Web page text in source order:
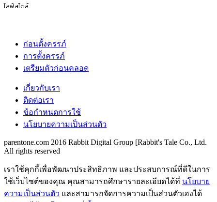
ไลฟ์สไตล์
ก่อนตั้งครรภ์
การตั้งครรภ์
เตรียมตัวก่อนคลอด
เกี่ยวกับเรา
ติดต่อเรา
ข้อกำหนดการใช้
นโยบายความเป็นส่วนตัว
parentone.com 2016 Rabbit Digital Group [Rabbit's Tale Co., Ltd.
All rights reserved
เราใช้คุกกี้เพื่อพัฒนาประสิทธิภาพ และประสบการณ์ที่ดีในการ
ใช้เว็บไซต์ของคุณ คุณสามารถศึกษารายละเอียดได้ที่ นโยบาย
ความเป็นส่วนตัว และสามารถจัดการความเป็นส่วนตัวเองได้